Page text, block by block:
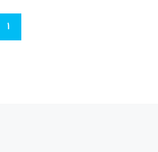
1